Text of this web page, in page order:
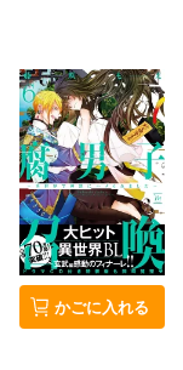
かごに入れる